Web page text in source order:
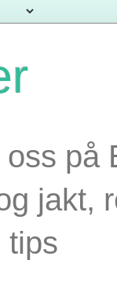
på
jakt,
tips